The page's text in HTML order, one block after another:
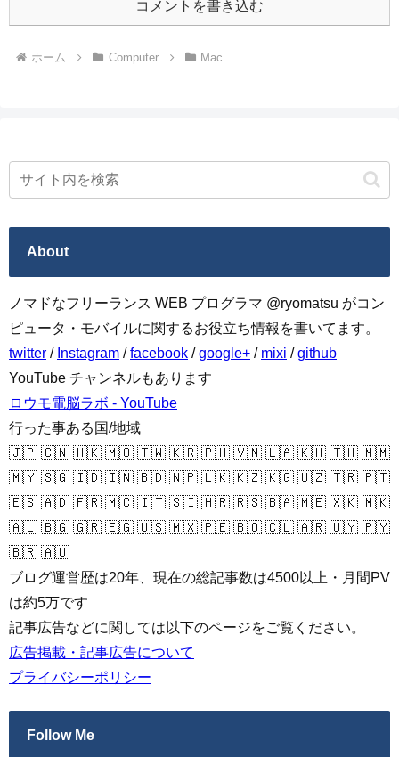
コメントを書き込む
ホーム Computer Mac
About
ノマドなフリーランス WEB プログラマ @ryomatsu がコン
ピュータ・モバイルに関するお役立ち情報を書いてます。
twitter / Instagram /facebook /google+ / mixi /github
YouTube チャンネルもあります
ロウモ電脳ラボ - YouTube
行った事ある国/地域
🇯🇵 🇨🇳 🇭🇰 🇲🇴 🇹🇼 🇰🇷 🇵🇭 🇻🇳 🇱🇦 🇰🇭 🇹🇭 🇲🇲
🇲🇾 🇸🇬 🇮🇩 🇮🇳 🇧🇩 🇳🇵 🇱🇰 🇰🇿 🇰🇬 🇺🇿 🇹🇷 🇵🇹
🇪🇸 🇦🇩 🇫🇷 🇲🇨 🇮🇹 🇸🇮 🇭🇷 🇷🇸 🇧🇦 🇲🇪 🇽🇰 🇲🇰
🇦🇱 🇧🇬 🇬🇷 🇪🇬 🇺🇸 🇲🇽 🇵🇪 🇧🇴 🇨🇱 🇦🇷 🇺🇾 🇵🇾
🇧🇷 🇦🇺
ブログ運営歴は20年、現在の総記事数は4500以上・月間PV
は約5万です
記事広告などに関しては以下のページをご覧ください。
広告掲載・記事広告について
プライバシーポリシー
Follow Me